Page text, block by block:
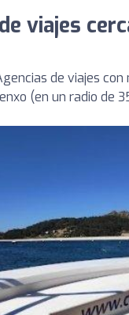
viajes
de viajes con
(en un radio de